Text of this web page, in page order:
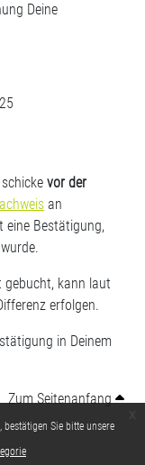
Sie bitte unsere
Deine
vor der
an
eine Bestätigung,
gebucht, kann laut
erfolgen.
in Deinem
Zum Seitenanfang